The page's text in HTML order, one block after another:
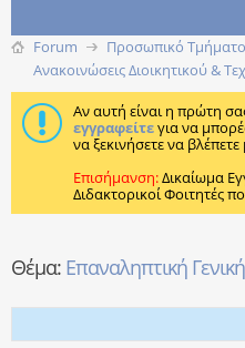
Forum
Προσωπικό
Ανακοινώσεις Διοικητικού &
Αν αυτή είναι η πρώτη
εγγραφείτεγια να
να ξεκινήσετε να
Επισήμανση:Δικαίωμα
Διδακτορικοί Φοιτητές
Θέμα: Επαναληπτική